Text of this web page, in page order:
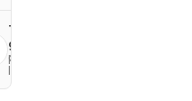
Transport
gratuit
peste 499
lei